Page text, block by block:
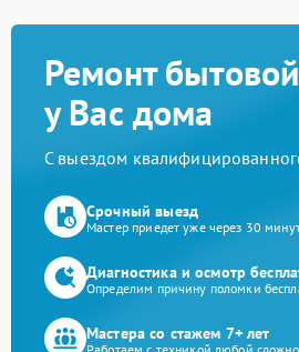
Ремонт
у Вас дома
С выездом
Срочный выезд
Мастер приедет уже через 30
Диагностика и осмотр
Определим причину поломки
Мастера со стажем 7+ лет
Работаем с техникой любой